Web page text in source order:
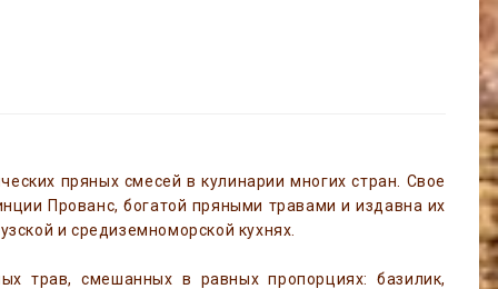
пряных смесей в кулинарии многих стран. Свое
Прованс, богатой пряными травами и издавна их
и средиземноморской кухнях.
трав, смешанных в равных пропорциях: базилик,